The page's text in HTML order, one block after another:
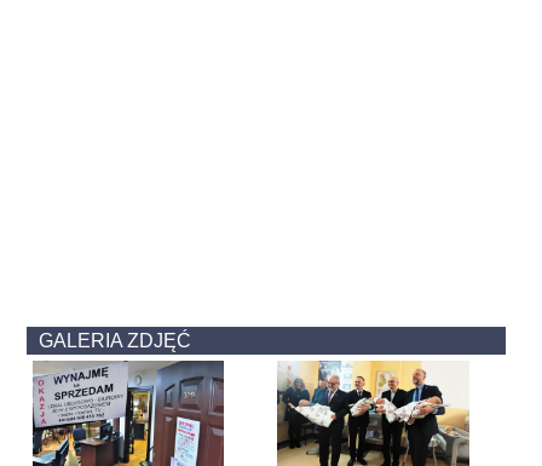
GALERIA ZDJĘĆ